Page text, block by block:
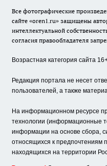
Все фотографические
сайте «oren1.ru» защищены
интеллектуальной
согласия правообладателя
Возрастная категория сайта
Редакция портала не несет
пользователей, а также
На информационном ресурсе
технологии (информационные
информации на основе сбора,
относящихся к предпочтениям
находящихся на территории